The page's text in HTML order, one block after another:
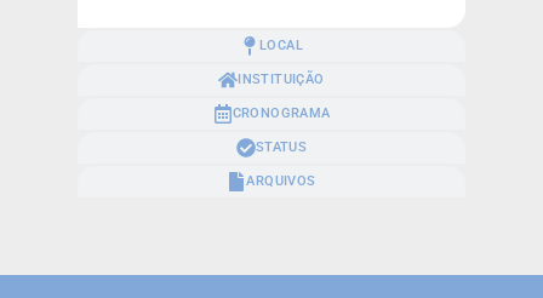
LOCAL
INSTITUIÇÃO
CRONOGRAMA
STATUS
ARQUIVOS